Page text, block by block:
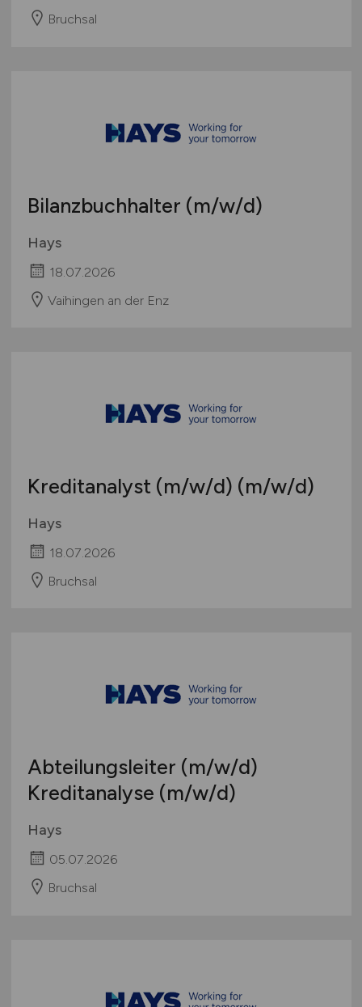
Bruchsal
Bilanzbuchhalter (m/w/d)
Hays
18.07.2026
Vaihingen an der Enz
Kreditanalyst (m/w/d) (m/w/d)
Hays
18.07.2026
Bruchsal
Abteilungsleiter (m/w/d)
Kreditanalyse (m/w/d)
Hays
05.07.2026
Bruchsal